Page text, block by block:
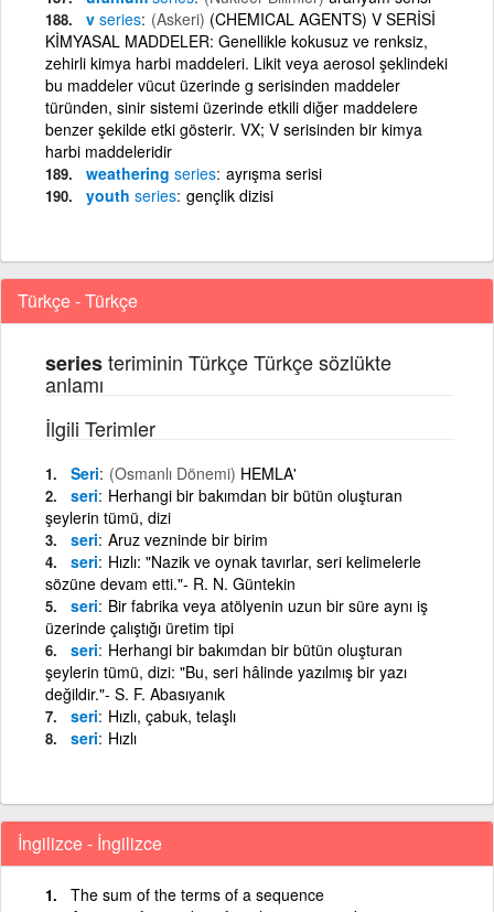
v series (Askeri) (CHEMICAL AGENTS) V SERİSİ
KİMYASAL MADDELER: Genellikle kokusuz ve renksiz,
zehirli kimya harbi maddeleri. Likit veya aerosol şeklindeki
bu maddeler vücut üzerinde g serisinden maddeler
türünden, sinir sistemi üzerinde etkili diğer maddelere
benzer şekilde etki gösterir. VX; V serisinden bir kimya
harbi maddeleridir
weathering series ayrışma serisi
youth series gençlik dizisi
Türkçe - Türkçe
seriesteriminin Türkçe Türkçe sözlükte
anlamı
İlgili Terimler
Seri (Osmanlı Dönemi) HEMLA'
seri Herhangi bir bakımdan bir bütün oluşturan
şeylerin tümü, dizi
seri Aruz vezninde bir birim
seri Hızlı: "Nazik ve oynak tavırlar, seri kelimelerle
sözüne devam etti."- R. N. Güntekin
seri Bir fabrika veya atölyenin uzun bir süre aynı iş
üzerinde çalıştığı üretim tipi
seri Herhangi bir bakımdan bir bütün oluşturan
şeylerin tümü, dizi: "Bu, seri hâlinde yazılmış bir yazı
değildir."- S. F. Abasıyanık
seri Hızlı, çabuk, telaşlı
seri Hızlı
İngilizce - İngilizce
The sum of the terms of a sequence